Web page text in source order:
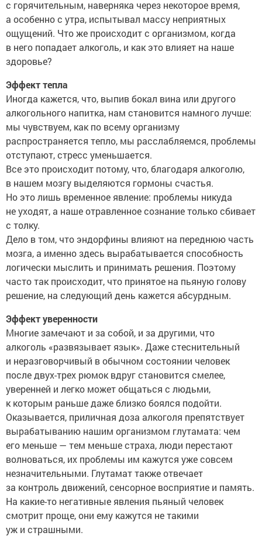
с горячительным, наверняка через некоторое время,
а особенно с утра, испытывал массу неприятных
ощущений. Что же происходит с организмом, когда
в него попадает алкоголь, и как это влияет на наше
здоровье?
Эффект тепла
Иногда кажется, что, выпив бокал вина или другого
алкогольного напитка, нам становится намного лучше:
мы чувствуем, как по всему организму
распространяется тепло, мы расслабляемся, проблемы
отступают, стресс уменьшается.
Все это происходит потому, что, благодаря алкоголю,
в нашем мозгу выделяются гормоны счастья.
Но это лишь временное явление: проблемы никуда
не уходят, а наше отравленное сознание только сбивает
с толку.
Дело в том, что эндорфины влияют на переднюю часть
мозга, а именно здесь вырабатывается способность
логически мыслить и принимать решения. Поэтому
часто так происходит, что принятое на пьяную голову
решение, на следующий день кажется абсурдным.
Эффект уверенности
Многие замечают и за собой, и за другими, что
алкоголь «развязывает язык». Даже стеснительный
и неразговорчивый в обычном состоянии человек
после двух-трех рюмок вдруг становится смелее,
уверенней и легко может общаться с людьми,
к которым раньше даже близко боялся подойти.
Оказывается, приличная доза алкоголя препятствует
вырабатыванию нашим организмом глутамата: чем
его меньше — тем меньше страха, люди перестают
волноваться, их проблемы им кажутся уже совсем
незначительными. Глутамат также отвечает
за контроль движений, сенсорное восприятие и память.
На какие-то негативные явления пьяный человек
смотрит проще, они ему кажутся не такими
уж и страшными.